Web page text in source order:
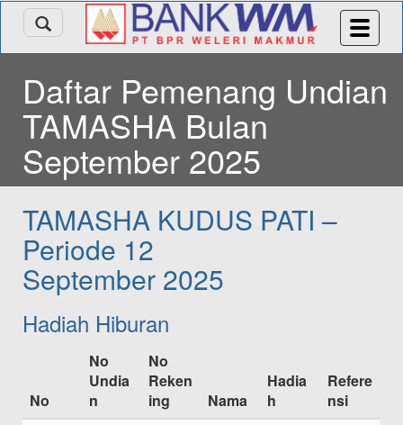
Daftar Pemenang Undian
TAMASHA Bulan
September 2025
TAMASHA KUDUS PATI –
Periode 12
September 2025
Hadiah Hiburan
No
No
Undia
n
No
Reken
ing
Nama
Hadia
h
Refere
nsi